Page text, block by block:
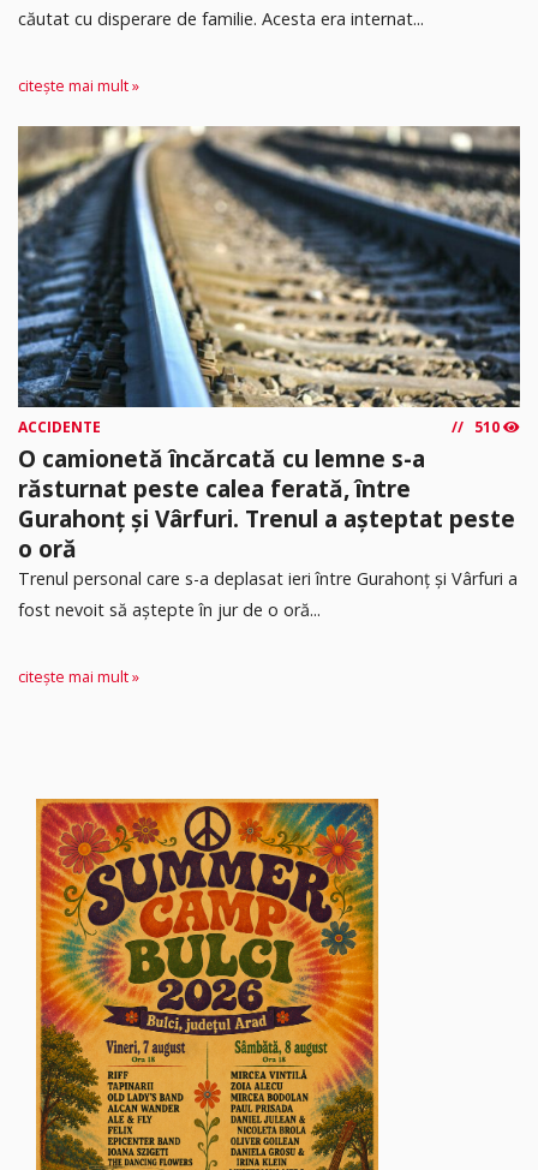
căutat cu disperare de familie. Acesta era internat...
citește mai mult »
ACCIDENTE 510
O camionetă încărcată cu lemne s-a
răsturnat peste calea ferată, între
Gurahonț și Vârfuri. Trenul a așteptat peste
o oră
Trenul personal care s-a deplasat ieri între Gurahonț și Vârfuri a
fost nevoit să aștepte în jur de o oră...
citește mai mult »